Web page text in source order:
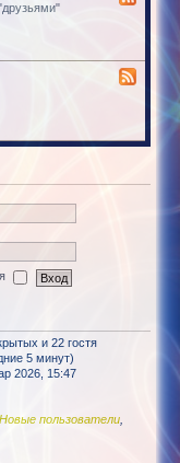
и 22 гостя
5 минут)
2026, 15:47
Новые пользователи